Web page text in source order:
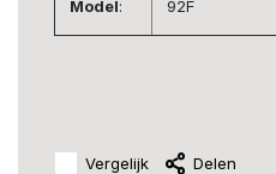
Model: 92F
Vergelijk Delen